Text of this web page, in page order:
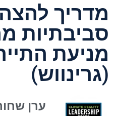
מדריך
סביבתיות
מניעת
(גרינווש)
ערן